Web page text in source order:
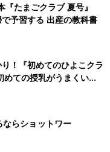
『たまごクラブ 夏号』
で予習する 出産の教科書
！『初めてのひよこクラ
めての授乳がうまくい
と夏のトラブル 解決テ
らショットワー